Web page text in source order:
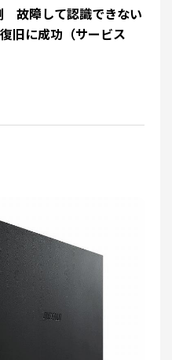
故障して認識できない
旧に成功（サービス